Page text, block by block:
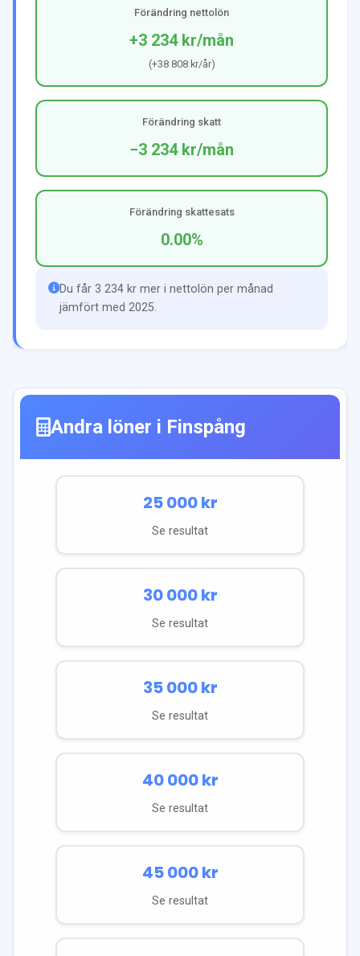
Förändring nettolön
+3 234 kr/mån
(+38 808 kr/år)
Förändring skatt
−3 234 kr/mån
Förändring skattesats
0.00%
Du får 3 234 kr mer i nettolön per månad
jämfört med 2025.
Andra löner i Finspång
25 000kr
Se resultat
30 000kr
Se resultat
35 000kr
Se resultat
40 000kr
Se resultat
45 000kr
Se resultat